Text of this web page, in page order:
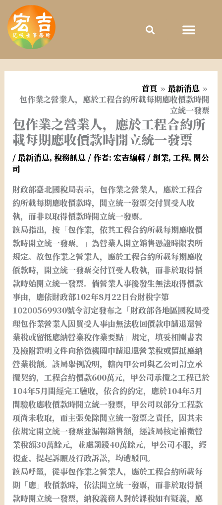
內
容
首頁
最新消息
包作業之營業人，應於工程合約所載每期應收價款時開
立統一發票
包作業之營業人，應於工程合約所
載每期應收價款時開立統一發票
/最新消息, 稅務訊息/ 作者: 宏吉編輯 /創業, 工程, 開公
司
財政部臺北國稅局表示，包作業之營業人，應於工程合
約所載每期應收價款時，開立統一發票交付買受人收
執，而非以取得價款時開立統一發票。
該局指出，按「包作業，依其工程合約所載每期應收價
款時開立統一發票。」為營業人開立銷售憑證時限表所
規定。故包作業之營業人，應於工程合約所載每期應收
價款時，開立統一發票交付買受人收執，而非於取得價
款時始開立統一發票。倘營業人事後發生無法取得價款
事由，應依財政部102年8月22日台財稅字第
10200569930號令訂定發布之「財政部各地區國稅局受
理包作業營業人因買受人事由無法收回價款申請退還營
業稅或留抵應納營業稅作業要點」規定，填妥相關書表
及檢附證明文件向稽徵機關申請退還營業稅或留抵應納
營業稅額。該局舉例說明，轄內甲公司與乙公司訂立承
攬契約，工程合約價款600萬元，甲公司承攬之工程已於
104年5月間經完工驗收，依合約約定，應於104年5月
間驗收應收價款時開立統一發票，甲公司以部分工程款
項尚未收取，而主張免除開立統一發票之責任，因其未
依規定開立統一發票並漏報銷售額，經該局核定補徵營
業稅額30萬餘元，並處罰鍰40萬餘元，甲公司不服，經
復查、提起訴願及行政訴訟，均遭駁回。
該局呼籲，從事包作業之營業人，應於工程合約所載每
期「應」收價款時，依法開立統一發票，而非於取得價
款時開立統一發票，納稅義務人對於課稅如有疑義，應